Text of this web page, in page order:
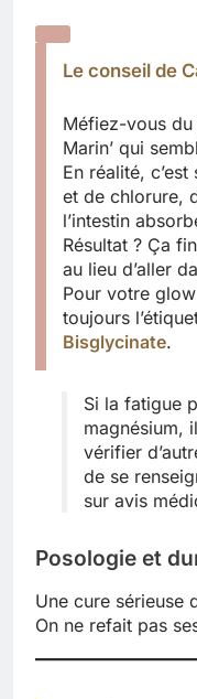
Le conseil de
Méfiez-vous du
Marin’ qui
En réalité,
et de chlorure,
l’intestin
Résultat ? Ça
au lieu d’aller
Pour votre
toujours
Bisglycinate.
Si la fatigue
magnésium,
vérifier
de se
sur avis
Posologie et
Une cure sérieuse
On ne refait pas